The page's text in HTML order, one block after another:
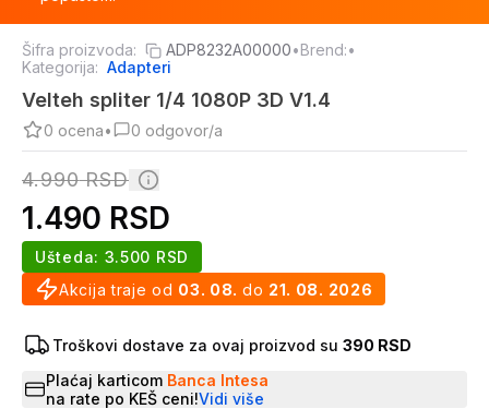
Šifra proizvoda: ADP8232A00000•Brend:•
Kategorija: Adapteri
Velteh spliter 1/4 1080P 3D V1.4
0 ocena• 0 odgovor/a
4.990RSD
1.490 RSD
Akcija traje od 03. 08. do 21. 08. 2026
Ušteda: 3.500 RSD
Troškovi dostave za ovaj proizvod su 390 RSD
Plaćaj karticom Banca Intesa
na rate po KEŠ ceni!Vidi više